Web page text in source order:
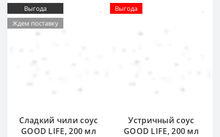
Выгода
Ждем поставку
Сладкий чили соус
GOOD LIFE, 200 мл
Выгода
Устричный соус
GOOD LIFE, 200 мл